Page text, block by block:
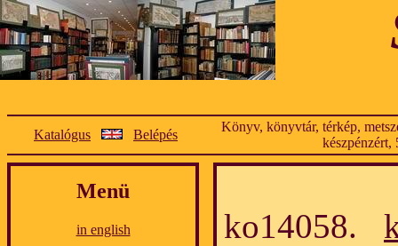
Katalógus Belépés
Könyv, könyvtár, térkép,
készpénzért,
Menü
in english
ko14058.